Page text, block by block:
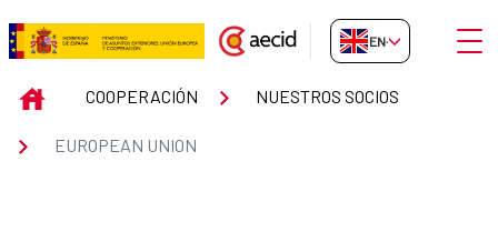
Skip to Main Content
EUROPEAN UNION
EN-GB
INICIOCOOPERACIÓN NUESTROS SOCIOS
EUROPEAN UNION